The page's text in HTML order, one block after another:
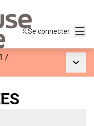
Se connecter
/